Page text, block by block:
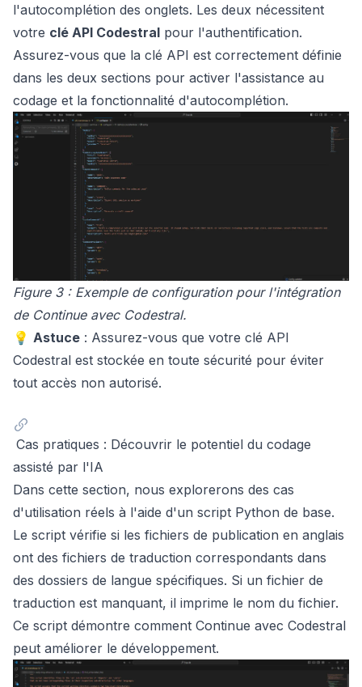
l'autocomplétion des onglets. Les deux nécessitent
votre clé API Codestral pour l'authentification.
Assurez-vous que la clé API est correctement définie
dans les deux sections pour activer l'assistance au
codage et la fonctionnalité d'autocomplétion.
Figure 3 : Exemple de configuration pour l'intégration
de Continue avec Codestral.
💡 Astuce : Assurez-vous que votre clé API
Codestral est stockée en toute sécurité pour éviter
tout accès non autorisé.
Cas pratiques : Découvrir le potentiel du codage
assisté par l'IA
Dans cette section, nous explorerons des cas
d'utilisation réels à l'aide d'un script Python de base.
Le script vérifie si les fichiers de publication en anglais
ont des fichiers de traduction correspondants dans
des dossiers de langue spécifiques. Si un fichier de
traduction est manquant, il imprime le nom du fichier.
Ce script démontre comment Continue avec Codestral
peut améliorer le développement.